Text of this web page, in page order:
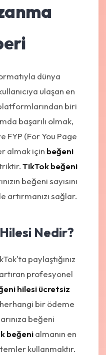
dünya
ulaşan en
biri
başarılı olmak,
FYP (For You Page
almak için beğeni
TikTok beğeni
beğeni sayısını
artırmanızı sağlar.
Nedir?
paylaştığınız
artıran profesyonel
hilesi ücretsiz
bir ödeme
beğeni
beğenialmanın en
kullanmaktır.